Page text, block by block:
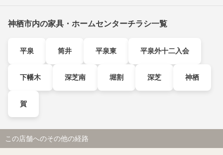
神栖市内の家具・ホームセンターチラシ一覧
平泉 筒井 平泉東 平泉外十二入会
下幡木 深芝南 堀割 深芝 神栖
賀
この店舗へのその他の経路